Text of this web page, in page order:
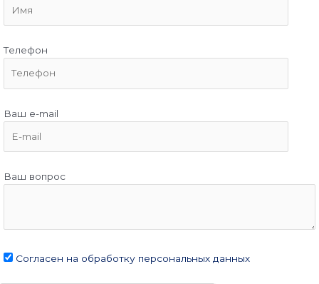
Телефон
Ваш e-mail
Ваш вопрос
Согласен на обработку персональных данных